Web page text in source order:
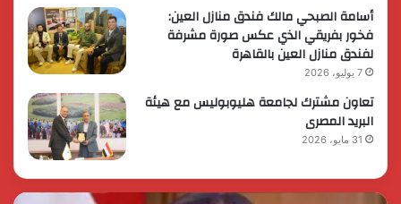
أسامة الصبحي مالك فندق منازل العين:
فخور بفريقي الذي عكس صورة مشرفة
لفندق منازل العين بالقاهرة
7 يوليو، 2026
تعاون مشترك لجامعة هليوبوليس مع هيئة
البريد المصرى
31 مايو، 2026
رئيس